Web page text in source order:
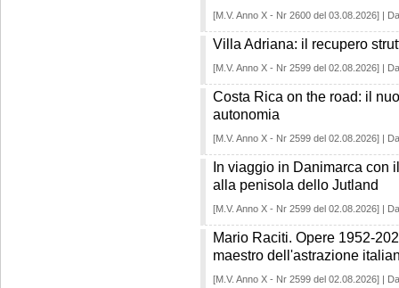
[M.V. Anno X - Nr 2600 del 03.08.2026] |
Villa Adriana: il recupero
[M.V. Anno X - Nr 2599 del 02.08.2026] |
Costa Rica on the road: il
autonomia
[M.V. Anno X - Nr 2599 del 02.08.2026] |
In viaggio in Danimarca con
alla penisola dello Jutland
[M.V. Anno X - Nr 2599 del 02.08.2026] |
Mario Raciti. Opere 1952-
maestro dell'astrazione
[M.V. Anno X - Nr 2599 del 02.08.2026] |